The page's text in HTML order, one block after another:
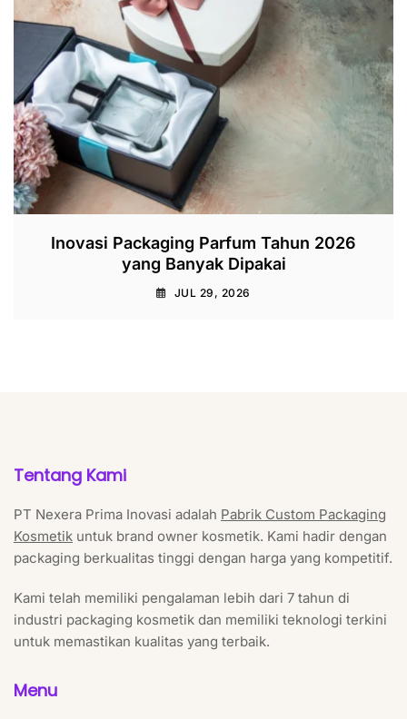
Inovasi Packaging Parfum Tahun 2026
yang Banyak Dipakai
JUL 29, 2026
Tentang Kami
PT Nexera Prima Inovasi adalah Pabrik Custom Packaging
Kosmetik untuk brand owner kosmetik. Kami hadir dengan
packaging berkualitas tinggi dengan harga yang kompetitif.
Kami telah memiliki pengalaman lebih dari 7 tahun di
industri packaging kosmetik dan memiliki teknologi terkini
untuk memastikan kualitas yang terbaik.
Menu